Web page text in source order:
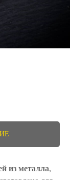
из металла,